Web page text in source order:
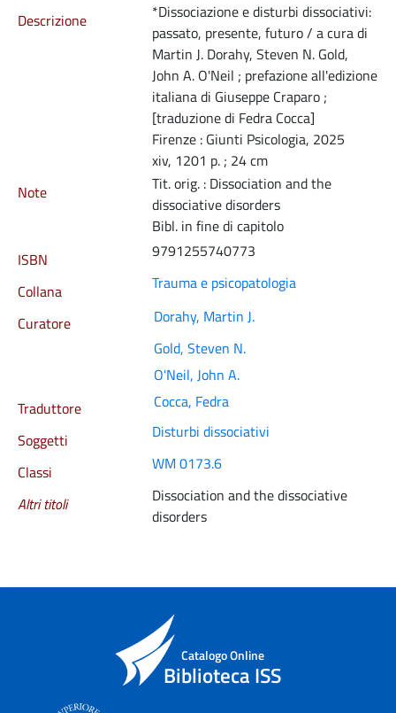
Descrizione
*Dissociazione e disturbi dissociativi:
passato, presente, futuro / a cura di
Martin J. Dorahy, Steven N. Gold,
John A. O'Neil ; prefazione all'edizione
italiana di Giuseppe Craparo ;
[traduzione di Fedra Cocca]
Firenze : Giunti Psicologia, 2025
xiv, 1201 p. ; 24 cm
Note
Tit. orig. : Dissociation and the
dissociative disorders
Bibl. in fine di capitolo
ISBN
9791255740773
Collana
Trauma e psicopatologia
Curatore
Dorahy, Martin J.
Gold, Steven N.
O'Neil, John A.
Traduttore
Cocca, Fedra
Soggetti
Disturbi dissociativi
Classi
WM 0173.6
Altri titoli
Dissociation and the dissociative
disorders
Catalogo Online
Biblioteca ISS